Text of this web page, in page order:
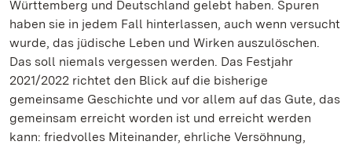
Württemberg und Deutschland gelebt haben. Spuren
haben sie in jedem Fall hinterlassen, auch wenn versucht
wurde, das jüdische Leben und Wirken auszulöschen.
Das soll niemals vergessen werden. Das Festjahr
2021/2022 richtet den Blick auf die bisherige
gemeinsame Geschichte und vor allem auf das Gute, das
gemeinsam erreicht worden ist und erreicht werden
kann: friedvolles Miteinander, ehrliche Versöhnung,